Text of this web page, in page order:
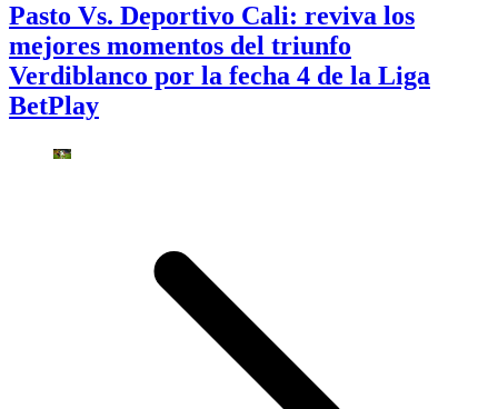
Pasto Vs. Deportivo Cali: reviva los
mejores momentos del triunfo
Verdiblanco por la fecha 4 de la Liga
BetPlay